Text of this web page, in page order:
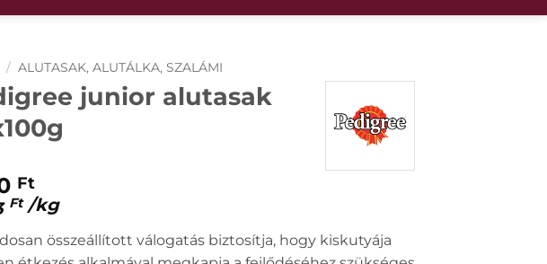
/ ALUTASAK, ALUTÁLKA, SZALÁMI
junior alutasak
Ft
Ft /kg
összeállított válogatás biztosítja, hogy kiskutyája